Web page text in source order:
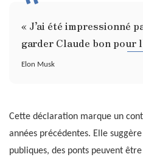
« J’ai été impressionné
garder Claude bon pour
Elon Musk
Cette déclaration marque un
années précédentes. Elle
publiques, des ponts peuvent